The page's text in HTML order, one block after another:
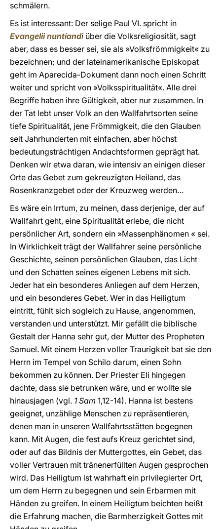
schmälern.
Es ist interessant: Der selige Paul VI. spricht in
Evangelii nuntiandi über die Volksreligiosität, sagt
aber, dass es besser sei, sie als »Volksfrömmigkeit« zu
bezeichnen; und der lateinamerikanische Episkopat
geht im Aparecida-Dokument dann noch einen Schritt
weiter und spricht von »Volksspiritualität«. Alle drei
Begriffe haben ihre Gültigkeit, aber nur zusammen. In
der Tat lebt unser Volk an den Wallfahrtsorten seine
tiefe Spiritualität, jene Frömmigkeit, die den Glauben
seit Jahrhunderten mit einfachen, aber höchst
bedeutungsträchtigen Andachtsformen geprägt hat.
Denken wir etwa daran, wie intensiv an einigen dieser
Orte das Gebet zum gekreuzigten Heiland, das
Rosenkranzgebet oder der Kreuzweg werden…
Es wäre ein Irrtum, zu meinen, dass derjenige, der auf
Wallfahrt geht, eine Spiritualität erlebe, die nicht
persönlicher Art, sondern ein »Massenphänomen « sei.
In Wirklichkeit trägt der Wallfahrer seine persönliche
Geschichte, seinen persönlichen Glauben, das Licht
und den Schatten seines eigenen Lebens mit sich.
Jeder hat ein besonderes Anliegen auf dem Herzen,
und ein besonderes Gebet. Wer in das Heiligtum
eintritt, fühlt sich sogleich zu Hause, angenommen,
verstanden und unterstützt. Mir gefällt die biblische
Gestalt der Hanna sehr gut, der Mutter des Propheten
Samuel. Mit einem Herzen voller Traurigkeit bat sie den
Herrn im Tempel von Schilo darum, einen Sohn
bekommen zu können. Der Priester Eli hingegen
dachte, dass sie betrunken wäre, und er wollte sie
hinausjagen (vgl. 1 Sam 1,12-14). Hanna ist bestens
geeignet, unzählige Menschen zu repräsentieren,
denen man in unseren Wallfahrtsstätten begegnen
kann. Mit Augen, die fest aufs Kreuz gerichtet sind,
oder auf das Bildnis der Muttergottes, ein Gebet, das
voller Vertrauen mit tränenerfüllten Augen gesprochen
wird. Das Heiligtum ist wahrhaft ein privilegierter Ort,
um dem Herrn zu begegnen und sein Erbarmen mit
Händen zu greifen. In einem Heiligtum beichten heißt
die Erfahrung machen, die Barmherzigkeit Gottes mit